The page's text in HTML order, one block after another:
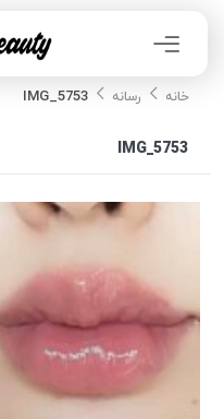
خانه رسانه IMG_5753
IMG_5753